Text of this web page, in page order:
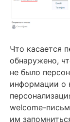
Что касается
обнаружено,
не было
информации о
welcome-
им